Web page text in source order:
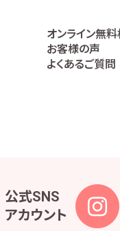
開発のため
委託された当該業務を適切
うため
び法令に基づく書面・記録
実施するに当たっての個人情
オンライン無
お客様の声
よくあるご質問
公式SNS
アカウント